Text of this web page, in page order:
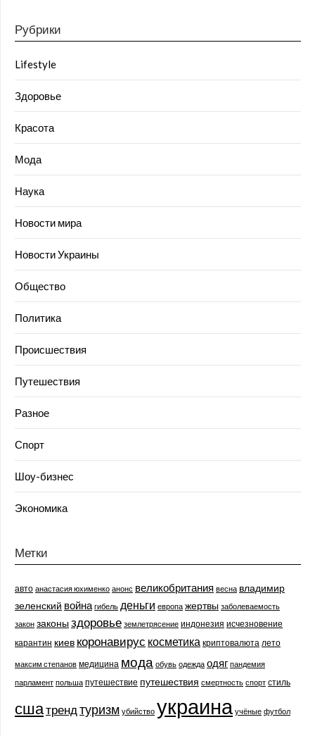
Рубрики
Lifestyle
Здоровье
Красота
Мода
Наука
Новости мира
Новости Украины
Общество
Политика
Происшествия
Путешествия
Разное
Спорт
Шоу-бизнес
Экономика
Метки
авто анастасия юхименко анонс великобритания весна владимир
зеленский война гибель деньги европа жертвы заболеваемость
закон законыздоровье землетрясение индонезия исчезновение
карантин киев коронавирус косметика криптовалюта лето
максим степанов медицина мода обувь одежда одяг пандемия
парламент польша путешествие путешествия смертность спорт стиль
сшатренд туризм убийство украина учёные футбол